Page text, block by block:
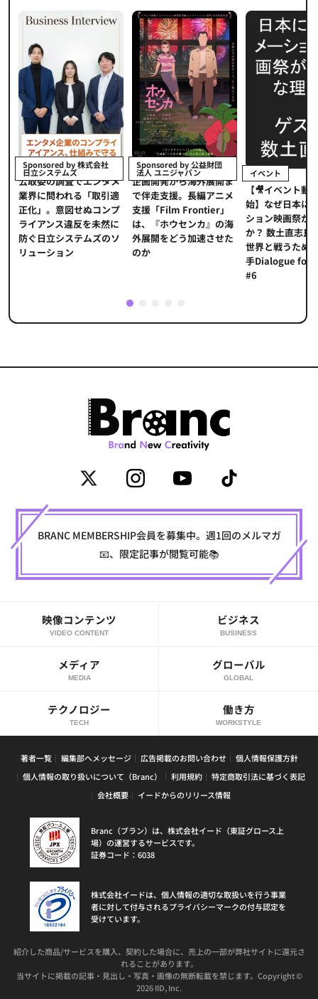
Sponsored by 株式会社
日立システムズ
公​​取委の調査でエンタメ
業界に問われる「取引適
正化」。意図せぬコンプ
ライアンス違反を未然に
防ぐ日立システムズのソ
リューション​
Sponsored by 公益財団
法人 ユニジャパン
企画開発から海外展開ま
で伴走支援。長編アニメ
支援「Film Frontier」
は、『ホウセンカ』の海
外展開をどう加速させた
のか
イベント
【🎥イベント動
始】なぜ日本に
ション映画祭が
か？ 数土直志氏
世界と戦うため
手Dialogue for
#6
1
BRANC MEMBERSHIP会員を募集中。週1回のメルマガ
📧、限定記事が閲覧可能📚
映像コンテンツ
VIDEO CONTENT
ビジネス
BUSINESS
メディア
MEDIA
グローバル
GLOBAL
テクノロジー
TECH
働き方
WORKSTYLE
著者一覧 編集部へメッセージ 広告掲載のお問い合わせ
個人情報保護方針
個人情報の取り扱いについて（Branc）
利用規約
特定商取引法に基づく表記
会社概要
イードからのリリース情報
Branc（ブラン）は、株式会社イード（東証グロース上
場）の運営するサービスです。
証券コード：6038
株式会社イードは、個人情報の適切な取扱いを行う事業
者に対して付与されるプライバシーマークの付与認定を
受けています。
紹介した商品/サービスを購入、契約した場合に、売上の一部が弊社サイトに還元さ
れることがあります。
当サイトに掲載の記事・見出し・写真・画像の無断転載を禁じます。Copyright ©
2026 IID, Inc.